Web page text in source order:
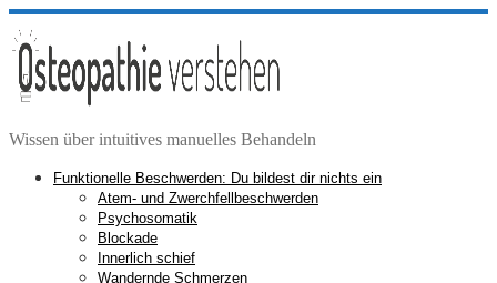
Zum
Inhalt
springen
Wissen über intuitives manuelles Behandeln
Funktionelle Beschwerden: Du bildest dir nichts ein
Atem- und Zwerchfellbeschwerden
Psychosomatik
Blockade
Innerlich schief
Wandernde Schmerzen